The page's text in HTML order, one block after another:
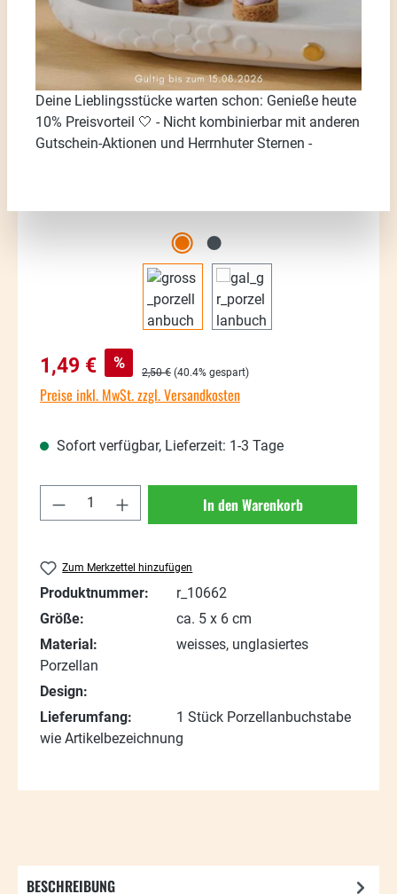
Bildergalerie überspringen
Verkaufspreis:
1,49 € % Regulärer Preis:
2,50 € (40.4% gespart)
Preise inkl. MwSt. zzgl. Versandkosten
Sofort verfügbar, Lieferzeit: 1-3 Tage
Produkt Anzahl: Gib den gewünschten
In den Warenkorb
Zum Merkzettel hinzufügen
Produktnummer:
r_10662
Größe:
ca. 5 x 6 cm
Material:
weisses, unglasiertes
Porzellan
Design:
Lieferumfang:
1 Stück Porzellanbuchstabe
wie Artikelbezeichnung
BESCHREIBUNG
Deine Lieblingsstücke warten schon: Genieße heute
10% Preisvorteil 🤍 - Nicht kombinierbar mit anderen
Gutschein-Aktionen und Herrnhuter Sternen -